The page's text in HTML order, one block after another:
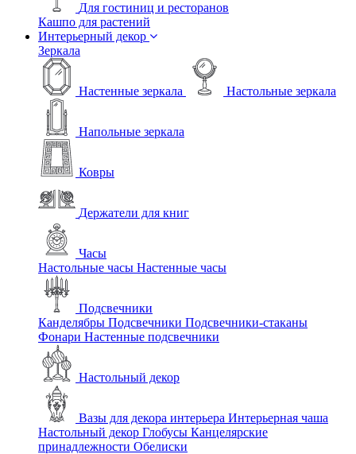
Для гостиниц и ресторанов
Кашпо для растений
Интерьерный декор
Зеркала
Настенные зеркала Настольные зеркала
Напольные зеркала
Ковры
Держатели для книг
Часы
Настольные часы Настенные часы
Подсвечники
Канделябры Подсвечники Подсвечники-стаканы
Фонари Настенные подсвечники
Настольный декор
Вазы для декора интерьера Интерьерная чаша
Настольный декор Глобусы Канцелярские
принадлежности Обелиски